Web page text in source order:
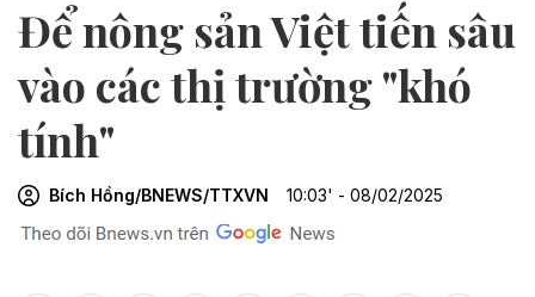
Để nông sản Việt tiến sâu
vào các thị trường "khó
tính"
Bích Hồng/BNEWS/TTXVN 10:03' - 08/02/2025